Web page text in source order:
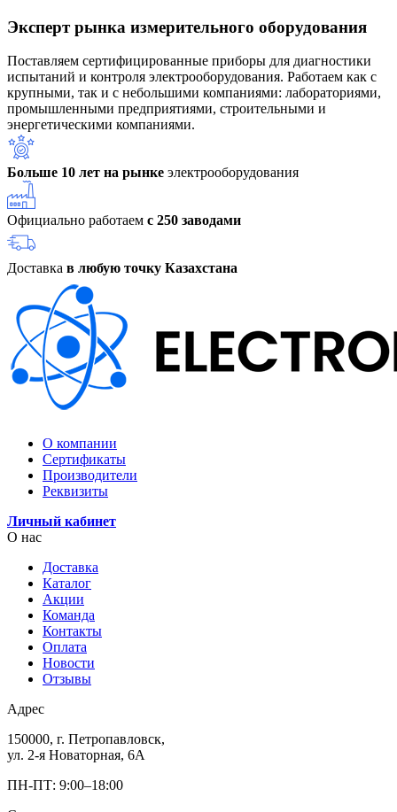
Эксперт рынка измерительного оборудования
Поставляем сертифицированные приборы для диагностики
испытаний и контроля электрооборудования. Работаем как с
крупными, так и с небольшими компаниями: лабораториями,
промышленными предприятиями, строительными и
энергетическими компаниями.
Больше 10 лет на рынке электрооборудования
Официально работаем с 250 заводами
Доставка в любую точку Казахстана
О компании
Сертификаты
Производители
Реквизиты
Личный кабинет
О нас
Доставка
Каталог
Акции
Команда
Контакты
Оплата
Новости
Отзывы
Адрес
150000, г. Петропавловск,
ул. 2-я Новаторная, 6А
ПН-ПТ: 9:00–18:00